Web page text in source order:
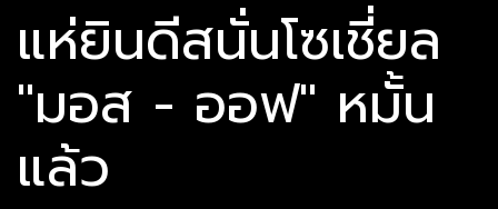
แห่ยินดีสนั่นโซเชี่ยล
"มอส - ออฟ" หมั้น
แล้ว